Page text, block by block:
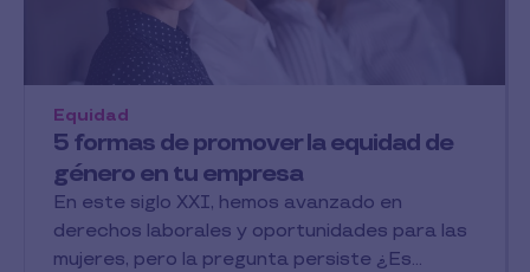
5 formas de promover la equidad de
género en tu empresa
Equidad
En este siglo XXI, hemos avanzado en
derechos laborales y oportunidades para las
mujeres, pero la pregunta persiste ¿Es...